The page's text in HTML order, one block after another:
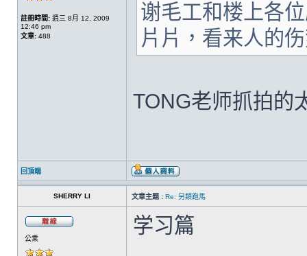
註冊時間: 週三 8月 12, 2009
12:46 pm
文章: 488
谢毛工和楼上各
片片，看来人的
TONG老师抓拍的
回頂端
SHERRY LI 文章主題 : Re: 另類跑馬
公乘
学习篇